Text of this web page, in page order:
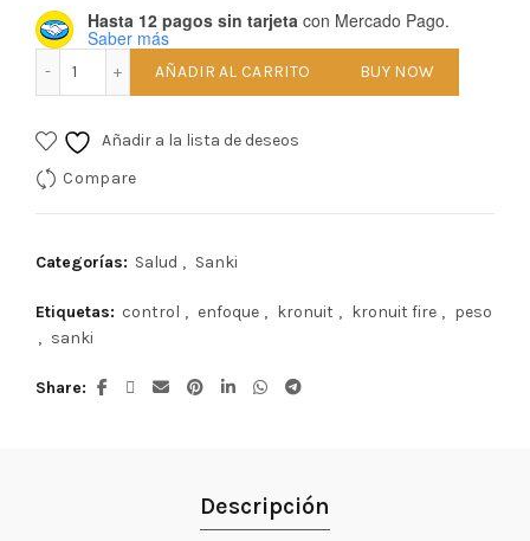
era:
$1,355.00.
es:
$1,157.00.
Hasta 12 pagos sin tarjeta con Mercado Pago.
Saber más
Kronuit Fire 2.0 Sabor Frutos Rojos cantidad
AÑADIR AL CARRITO BUY NOW
Añadir a la lista de deseos
Compare
Categorías: Salud , Sanki
Etiquetas: control , enfoque , kronuit , kronuit fire , peso
, sanki
Share
Descripción